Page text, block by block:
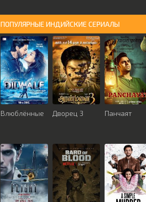
ПОПУЛЯРНЫЕ ИНДИЙСКИЕ СЕРИАЛЫ
Влюблённые Дворец 3 Панчаят